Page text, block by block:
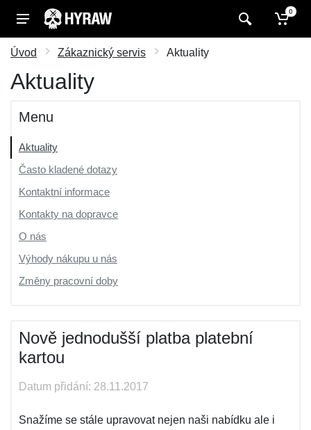
0
Úvod Zákaznický servis Aktuality
Aktuality
Menu
Aktuality
Často kladené dotazy
Kontaktní informace
Kontakty na dopravce
O nás
Výhody nákupu u nás
Změny pracovní doby
Nově jednodušší platba platební
kartou
Datum přidání: 28.11.2017
Snažíme se stále upravovat nejen naši nabídku ale i